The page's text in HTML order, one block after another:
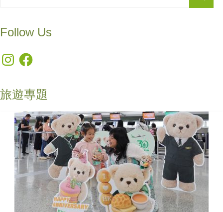
Follow Us
InstagramFacebook
旅遊專題